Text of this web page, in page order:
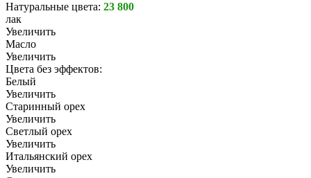
Натуральные цвета: 23 800
лак
Увеличить
Масло
Увеличить
Цвета без эффектов:
Белый
Увеличить
Старинный орех
Увеличить
Светлый орех
Увеличить
Итальянский орех
Увеличить